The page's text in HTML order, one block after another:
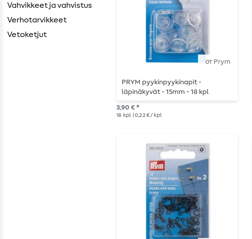
Vahvikkeet ja vahvistus
Verhotarvikkeet
Vetoketjut
от Prym
PRYM pyykinpyykinapit -
läpinäkyvät - 15mm - 18 kpl
3,90 € *
18 kpl | 0,22 € / kpl